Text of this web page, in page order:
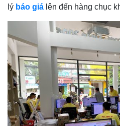
lý báo giá lên đến hàng chục